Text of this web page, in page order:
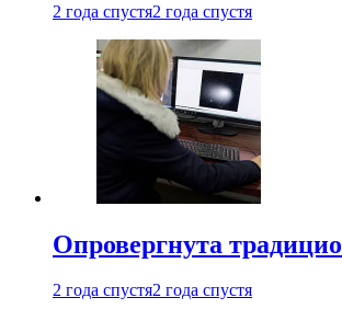
2 года спустя2 года спустя
Опровергнута
2 года спустя2 года спустя